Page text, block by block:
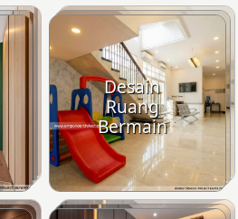
Desain
Ruang
Bermain